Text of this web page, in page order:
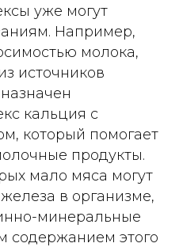
уже могут
Например,
молока,
источников
кальция с
который помогает
продукты.
мало мяса могут
в организме,
минеральные
содержанием этого